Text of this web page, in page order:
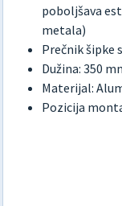
poboljšava
metala)
Prečnik šipke
Dužina: 350
Materijal:
Pozicija